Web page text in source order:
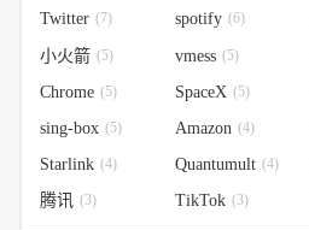
Twitter (7) spotify (6)
小火箭 (5) vmess (5)
Chrome (5) SpaceX (5)
sing-box (5) Amazon (4)
Starlink (4) Quantumult (4)
腾讯 (3) TikTok (3)